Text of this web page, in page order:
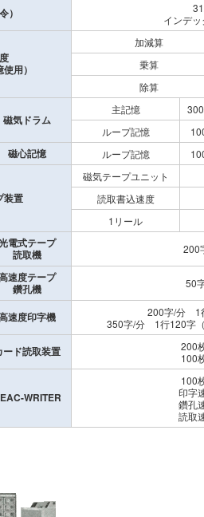
）
インデ
用）
加減算
乗算
除算
磁気ドラム
主記憶
ループ記憶
磁心記憶 ループ記憶
装置
磁気テープユニット
読取書込速度
1リール
電式テープ
読取機
200
速度テープ
鑽孔機
50
速度印字機
200字/分 1
350字/分 1行120字
ード読取装置
200
100
WRITER
100
印字
鑽孔
読取